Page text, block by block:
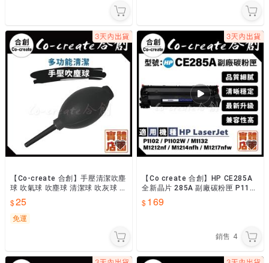
【Co-create 合創】手壓清潔吹塵
球 吹氣球 吹塵球 清潔球 吹灰球 鍵
盤吹球 清潔吹球
25
免運
【Co create 合創】HP CE285A
全新晶片 285A 副廠碳粉匣 P110
2/P1102W/M1132
169
銷售 4